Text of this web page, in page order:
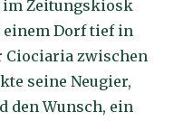
im Zeitungskiosk
einem Dorf tief in
Ciociaria zwischen
seine Neugier,
den Wunsch, ein